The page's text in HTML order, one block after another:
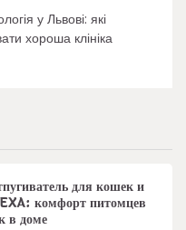
у Львові: які
хороша клініка
для кошек и
комфорт питомцев
в доме